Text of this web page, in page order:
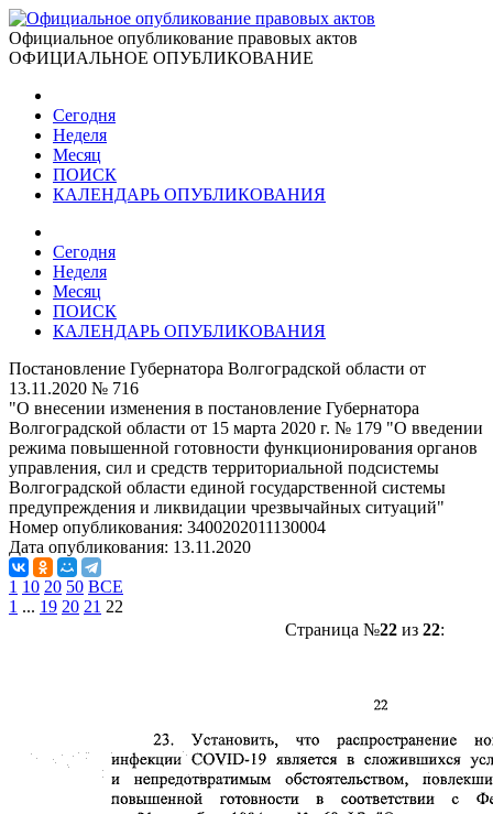
Официальное опубликование правовых актов
ОФИЦИАЛЬНОЕ ОПУБЛИКОВАНИЕ
Сегодня
Неделя
Месяц
ПОИСК
КАЛЕНДАРЬ ОПУБЛИКОВАНИЯ
Сегодня
Неделя
Месяц
ПОИСК
КАЛЕНДАРЬ ОПУБЛИКОВАНИЯ
Постановление Губернатора Волгоградской области от
13.11.2020 № 716
"О внесении изменения в постановление Губернатора
Волгоградской области от 15 марта 2020 г. № 179 "О введении
режима повышенной готовности функционирования органов
управления, сил и средств территориальной подсистемы
Волгоградской области единой государственной системы
предупреждения и ликвидации чрезвычайных ситуаций"
Номер опубликования: 3400202011130004
Дата опубликования: 13.11.2020
1 10 20 50 ВСЕ
1 ... 19 20 21 22
Страница №22из 22: